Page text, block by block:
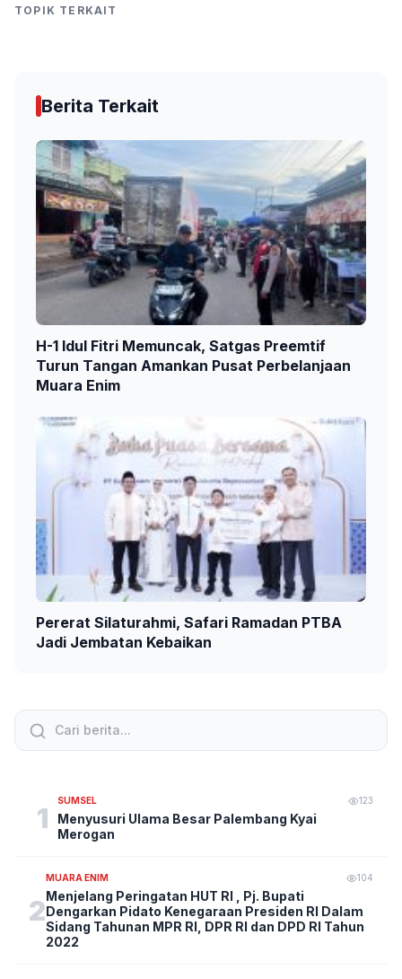
TOPIK TERKAIT
Berita Terkait
H-1 Idul Fitri Memuncak, Satgas Preemtif
Turun Tangan Amankan Pusat Perbelanjaan
Muara Enim
Pererat Silaturahmi, Safari Ramadan PTBA
Jadi Jembatan Kebaikan
1
SUMSEL 123
Menyusuri Ulama Besar Palembang Kyai
Merogan
2
MUARA ENIM 104
Menjelang Peringatan HUT RI , Pj. Bupati
Dengarkan Pidato Kenegaraan Presiden RI Dalam
Sidang Tahunan MPR RI, DPR RI dan DPD RI Tahun
2022